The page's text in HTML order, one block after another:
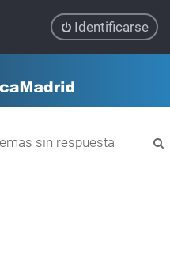
Identificarse
sin respuesta